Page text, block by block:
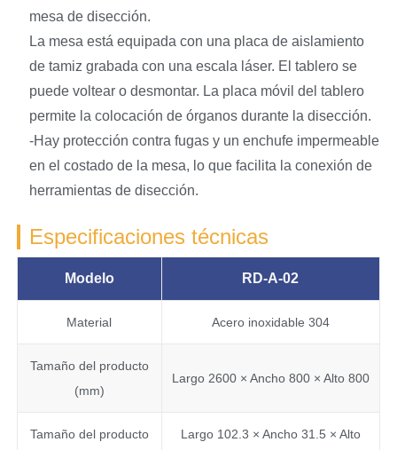
mesa de disección.
La mesa está equipada con una placa de aislamiento
de tamiz grabada con una escala láser. El tablero se
puede voltear o desmontar. La placa móvil del tablero
permite la colocación de órganos durante la disección.
-Hay protección contra fugas y un enchufe impermeable
en el costado de la mesa, lo que facilita la conexión de
herramientas de disección.
Especificaciones técnicas
Modelo RD-A-02
Material Acero inoxidable 304
Tamaño del producto
(mm)
Largo 2600 × Ancho 800 × Alto 800
Tamaño del producto
Largo 102.3 × Ancho 31.5 × Alto